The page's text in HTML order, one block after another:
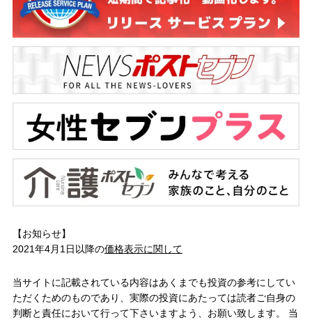
【お知らせ】
2021年4月1日以降の価格表示に関して
当サイトに記載されている内容はあくまでも投資の参考にしてい
ただくためのものであり、実際の投資にあたっては読者ご自身の
判断と責任において行って下さいますよう、お願い致します。 当